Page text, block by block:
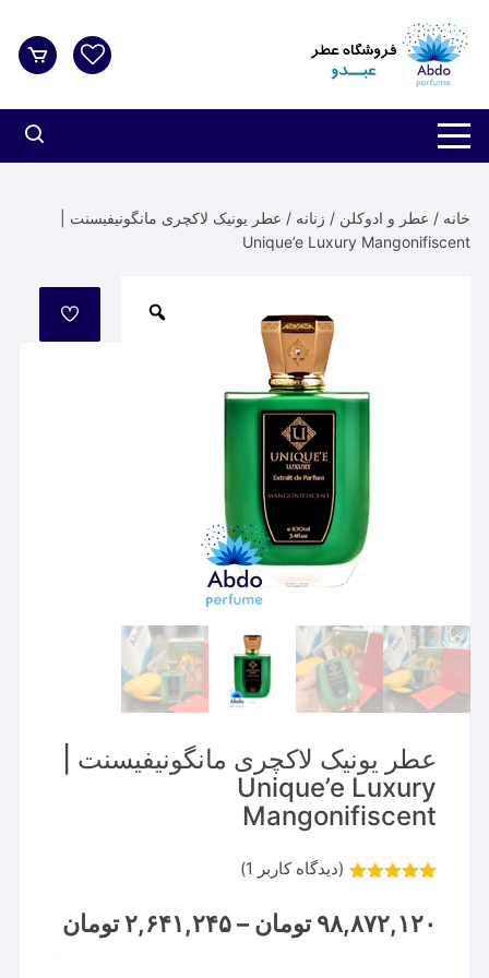
شدن
خانه / عطر و ادوکلن / زنانه / عطر یونیک لاکچری مانگونیفیسنت |
Unique’e Luxury Mangonifiscent
مورد
علاقه
عطر یونیک لاکچری مانگونیفیسنت |
Unique’e Luxury
Mangonifiscent
مشتری
(دیدگاه کاربر 1
)
۹۸,۸۷۲,۱۲۰ تومان – ۲,۶۴۱,۲۴۵ تومان